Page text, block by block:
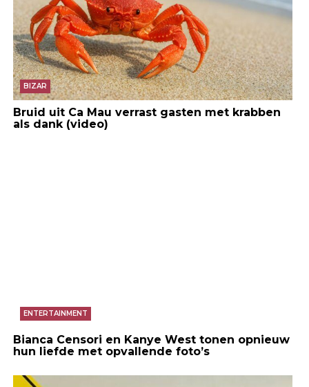
BIZAR
Bruid uit Ca Mau verrast gasten met krabben
als dank (video)
ENTERTAINMENT
Bianca Censori en Kanye West tonen opnieuw
hun liefde met opvallende foto’s